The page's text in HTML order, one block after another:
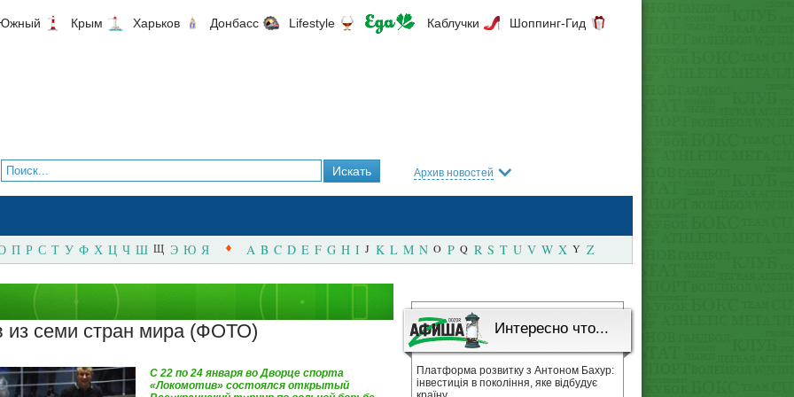
Крым Харьков Донбасс Lifestyle Каблучки Шоппинг-Гид
Архив новостей
П Р С Т У Ф Х Ц Ч Ш Щ Э Ю Я A B C D E F G H I J K L M N O P Q R S T U V W X Y Z
из семи стран мира (ФОТО)
С 22 по 24 января во Дворце спорта
«Локомотив» состоялся открытый
Интересно что...
Платформа розвитку з Антоном Бахур:
інвестиція в покоління, яке відбудує